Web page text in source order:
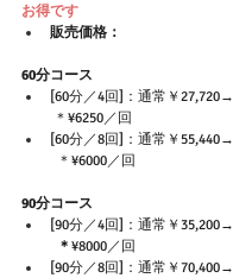
お得です
販売価格：
60分コース
[60分／4回]：通常￥27,720→
＊¥6250／回
[60分／8回]：通常￥55,440→
＊¥6000／回
90分コース
[90分／4回]：通常￥35,200→
＊ ¥8000／回
[90分／8回]：通常￥70,400→